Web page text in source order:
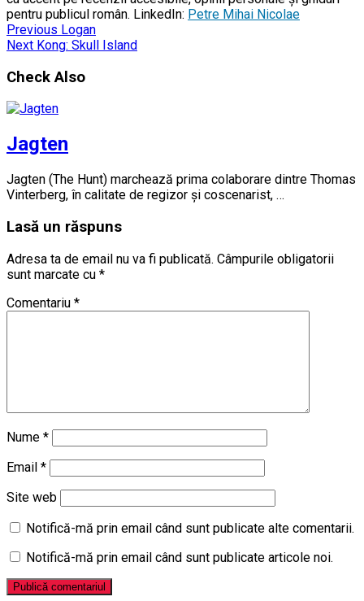
pentru publicul român. LinkedIn: Petre Mihai Nicolae
Previous Logan
Next Kong: Skull Island
Check Also
Jagten
Jagten (The Hunt) marchează prima colaborare dintre Thomas
Vinterberg, în calitate de regizor și coscenarist, …
Lasă un răspuns
Adresa ta de email nu va fi publicată. Câmpurile obligatorii
sunt marcate cu *
Comentariu *
Nume *
Email *
Site web
Notifică-mă prin email când sunt publicate alte comentarii.
Notifică-mă prin email când sunt publicate articole noi.